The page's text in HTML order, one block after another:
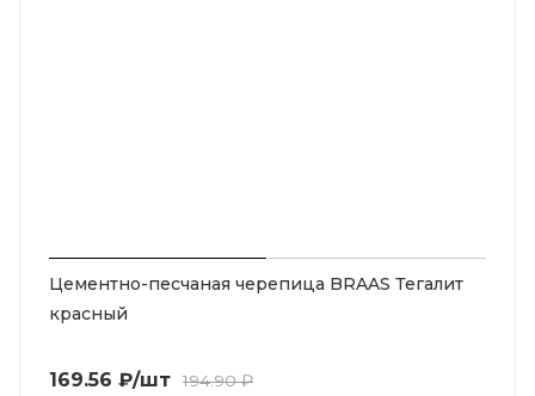
Цементно-песчаная черепица BRAAS Тегалит
красный
169.56 ₽/шт 194.90₽